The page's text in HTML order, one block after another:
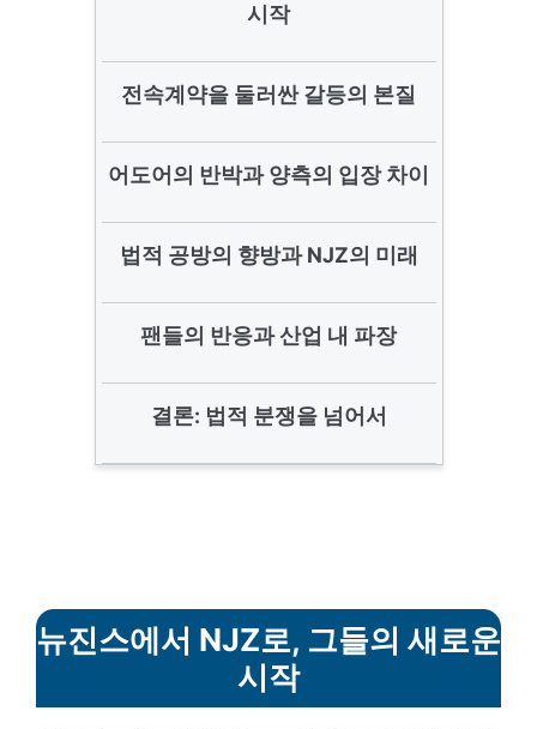
시작
전속계약을 둘러싼 갈등의 본질
어도어의 반박과 양측의 입장 차이
법적 공방의 향방과 NJZ의 미래
팬들의 반응과 산업 내 파장
결론: 법적 분쟁을 넘어서
뉴진스에서 NJZ로, 그들의 새로운
시작